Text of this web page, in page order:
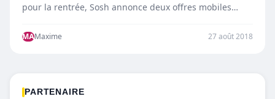
pour la rentrée, Sosh annonce deux offres mobiles
MAMaxime 27 août 2018
PARTENAIRE